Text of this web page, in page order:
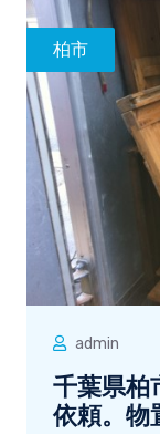
柏市
admin
千葉県
依頼。物